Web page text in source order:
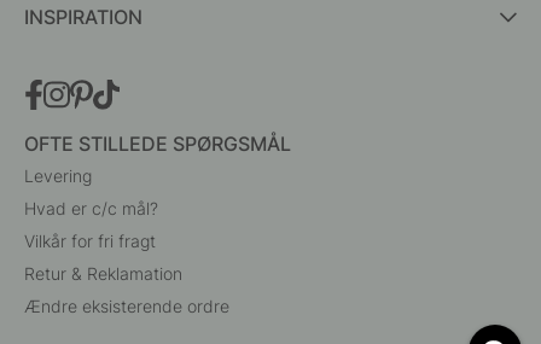
INSPIRATION
OFTE STILLEDE SPØRGSMÅL
Levering
Hvad er c/c mål?
Vilkår for fri fragt
Retur & Reklamation
Ændre eksisterende ordre